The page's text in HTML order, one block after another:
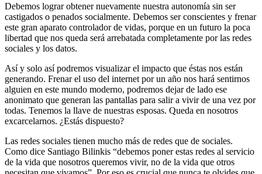
Debemos lograr obtener nuevamente nuestra autonomía sin ser
castigados o penados socialmente. Debemos ser conscientes y frenar
este gran aparato controlador de vidas, porque en un futuro la poca
libertad que nos queda será arrebatada completamente por las redes
sociales y los datos.
Así y solo así podremos visualizar el impacto que éstas nos están
generando. Frenar el uso del internet por un año nos hará sentirnos
alguien en este mundo moderno, podremos dejar de lado ese
anonimato que generan las pantallas para salir a vivir de una vez por
todas. Tenemos la llave de nuestras esposas. Queda en nosotros
excarcelarnos. ¿Estás dispuesto?
Las redes sociales tienen mucho más de redes que de sociales.
Como dice Santiago Bilinkis “debemos poner estas redes al servicio
de la vida que nosotros queremos vivir, no de la vida que otros